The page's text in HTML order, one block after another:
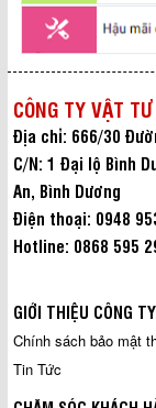
CÔNG TY VẬT
Địa chỉ: 666/30
C/N: 1 Đại lộ Bình
An, Bình Dương
Điện thoại: 0948
Hotline: 0868 595
GIỚI THIỆU CÔNG TY
Chính sách bảo mật
Tin Tức